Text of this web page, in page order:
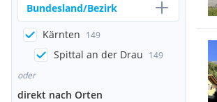
Bundesland/Bezirk
Kärnten 149
Spittal an der Drau 149
oder
direkt nach Orten